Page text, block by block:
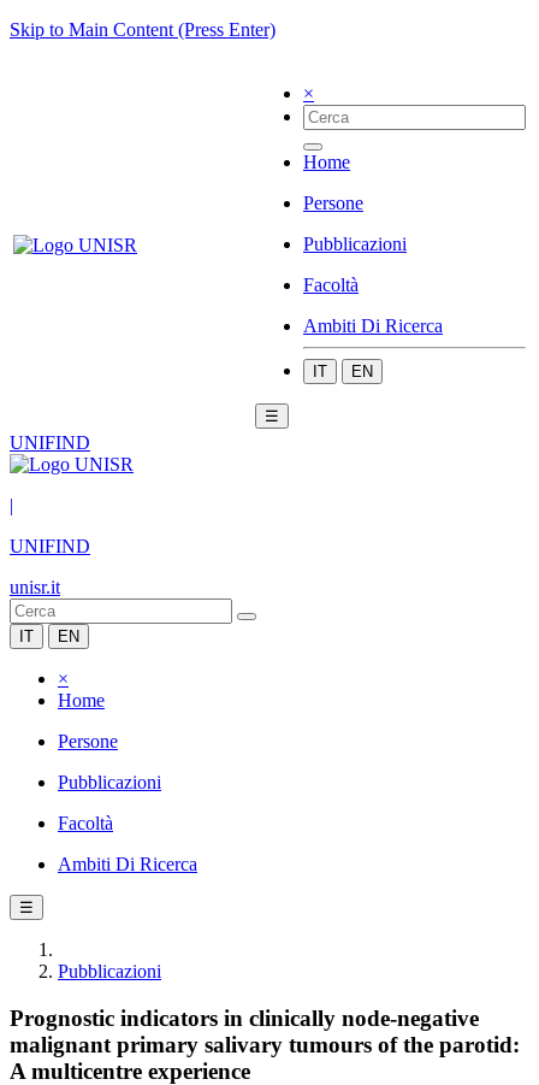
Skip to Main Content (Press Enter)
×
Home
Persone
Pubblicazioni
Facoltà
Ambiti Di Ricerca
IT EN
☰
UNIFIND
|
UNIFIND
unisr.it
IT EN
×
Home
Persone
Pubblicazioni
Facoltà
Ambiti Di Ricerca
☰
Pubblicazioni
Prognostic indicators in clinically node-negative
malignant primary salivary tumours of the parotid:
A multicentre experience